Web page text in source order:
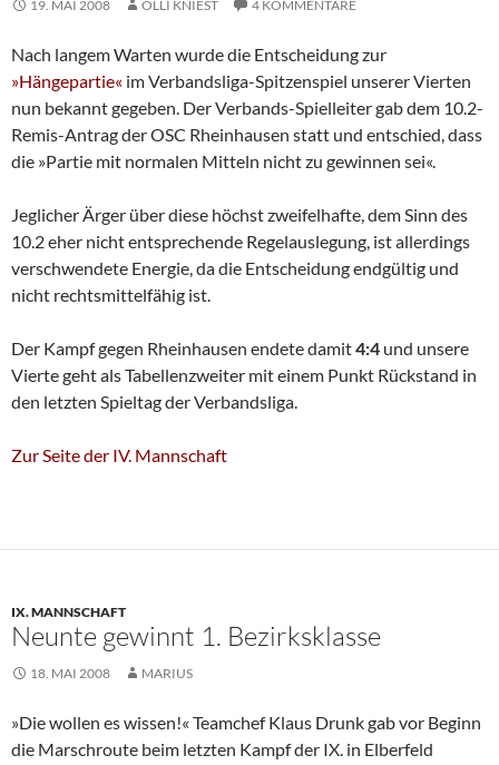
19. MAI 2008 OLLI KNIEST 4 KOMMENTARE
Nach langem Warten wurde die Entscheidung zur
»Hängepartie« im Verbandsliga-Spitzenspiel unserer Vierten
nun bekannt gegeben. Der Verbands-Spielleiter gab dem 10.2-
Remis-Antrag der OSC Rheinhausen statt und entschied, dass
die »Partie mit normalen Mitteln nicht zu gewinnen sei«.
Jeglicher Ärger über diese höchst zweifelhafte, dem Sinn des
10.2 eher nicht entsprechende Regelauslegung, ist allerdings
verschwendete Energie, da die Entscheidung endgültig und
nicht rechtsmittelfähig ist.
Der Kampf gegen Rheinhausen endete damit4:4 und unsere
Vierte geht als Tabellenzweiter mit einem Punkt Rückstand in
den letzten Spieltag der Verbandsliga.
Zur Seite der IV. Mannschaft
IX. MANNSCHAFT
Neunte gewinnt 1. Bezirksklasse
18. MAI 2008 MARIUS
»Die wollen es wissen!« Teamchef Klaus Drunk gab vor Beginn
die Marschroute beim letzten Kampf der IX. in Elberfeld